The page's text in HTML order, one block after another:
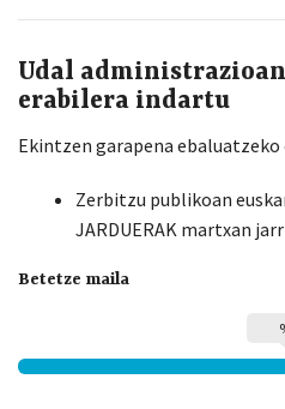
Udal
erabilera indartu
Ekintzen garapena
Zerbitzu publikoan
JARDUERAK martxan
Betetze maila